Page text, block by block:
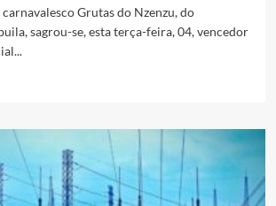
Grutas do Nzenzu, do
sagrou-se, esta terça-feira, 04, vencedor